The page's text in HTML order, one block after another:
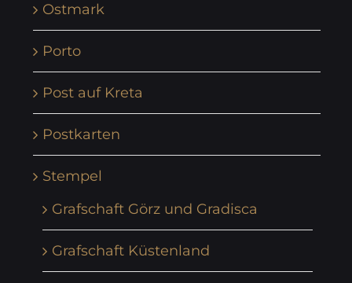
Ostmark
Porto
Post auf Kreta
Postkarten
Stempel
Grafschaft Görz und Gradisca
Grafschaft Küstenland